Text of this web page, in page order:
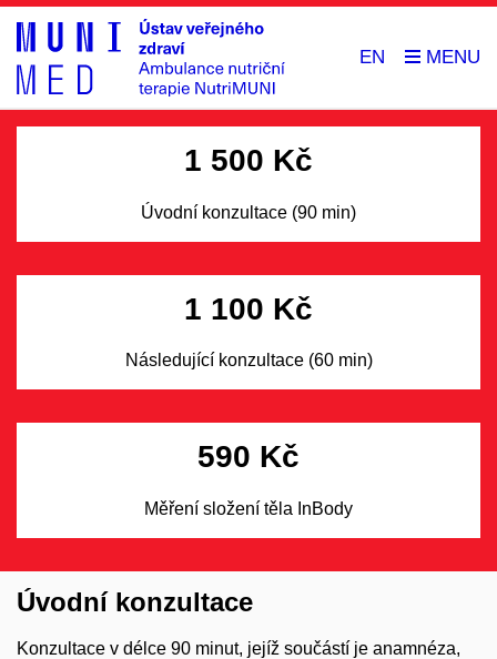
EN
1 500 Kč
Úvodní konzultace (90 min)
1 100 Kč
Následující konzultace (60 min)
590 Kč
Měření složení těla InBody
Úvodní konzultace
Konzultace v délce 90 minut, jejíž součástí je anamnéza,